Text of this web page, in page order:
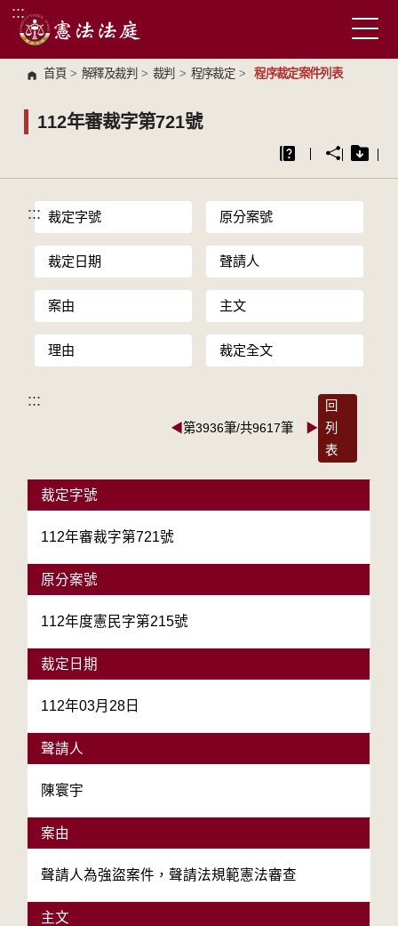
跳到主要內容區塊
:::
首頁 > 解釋及裁判 > 裁判 > 程序裁定 > 程序裁定案件列表
112年審裁字第721號
::: 裁定字號 原分案號
裁定日期 聲請人
案由 主文
理由 裁定全文
:::
◀第3936筆/共9617筆 ▶
回
列
表
裁定字號
112年審裁字第721號
原分案號
112年度憲民字第215號
裁定日期
112年03月28日
聲請人
陳寰宇
案由
聲請人為強盜案件，聲請法規範憲法審查
主文